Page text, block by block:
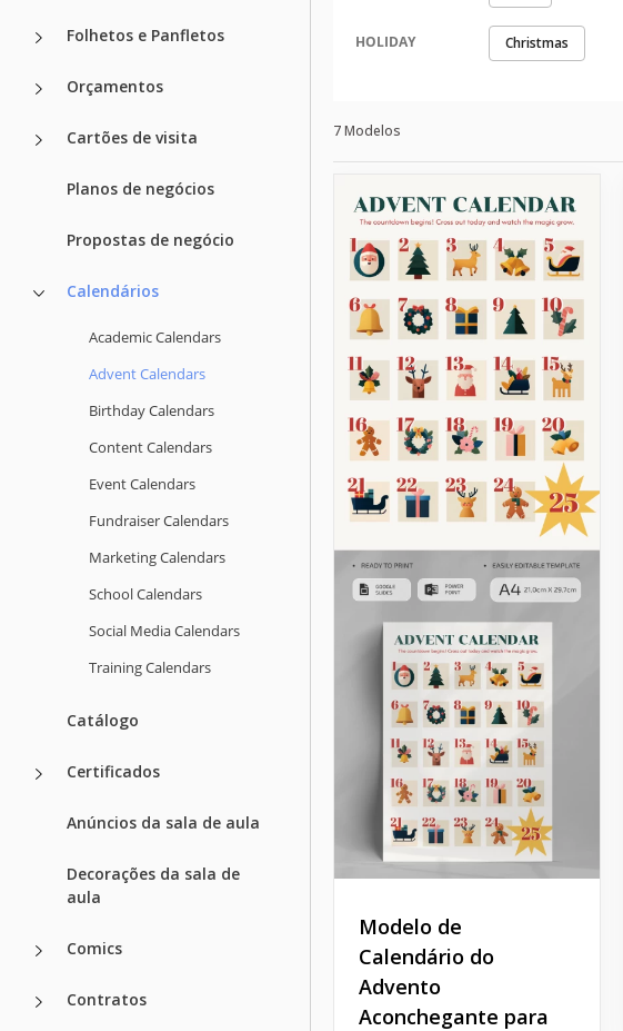
Folhetos e Panfletos
Orçamentos
Cartões de visita
Planos de negócios
Propostas de negócio
Calendários
Academic Calendars
Advent Calendars
Birthday Calendars
Content Calendars
Event Calendars
Fundraiser Calendars
Marketing Calendars
School Calendars
Social Media Calendars
Training Calendars
Catálogo
Certificados
Anúncios da sala de aula
Decorações da sala de
aula
Comics
Contratos
HOLIDAY Christmas
7 Modelos
Modelo de
Calendário do
Advento
Aconchegante para